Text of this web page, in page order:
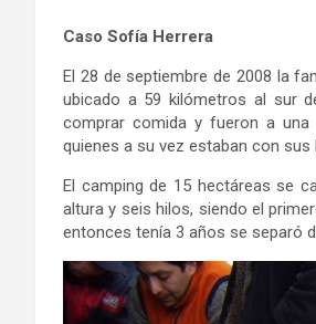
Caso Sofía Herrera
El 28 de septiembre de 2008 la
ubicado a 59 kilómetros al sur
comprar comida y fueron a una
quienes a su vez estaban con sus
El camping de 15 hectáreas se
altura y seis hilos, siendo el
entonces tenía 3 años se separó